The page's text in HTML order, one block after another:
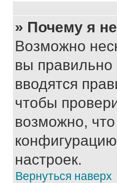
» Почему я
Возможно
вы правильно
вводятся
чтобы
возможно,
настроек.
Вернуться наверх